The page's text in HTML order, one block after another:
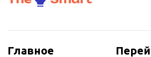
Главное